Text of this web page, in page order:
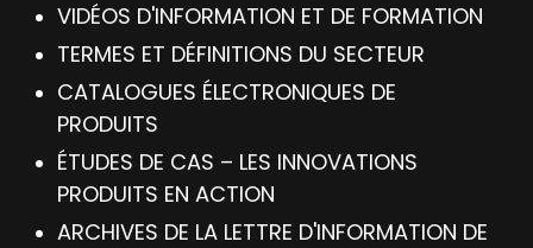
VIDÉOS D'INFORMATION ET DE FORMATION
TERMES ET DÉFINITIONS DU SECTEUR
CATALOGUES ÉLECTRONIQUES DE
PRODUITS
ÉTUDES DE CAS – LES INNOVATIONS
PRODUITS EN ACTION
ARCHIVES DE LA LETTRE D'INFORMATION DE